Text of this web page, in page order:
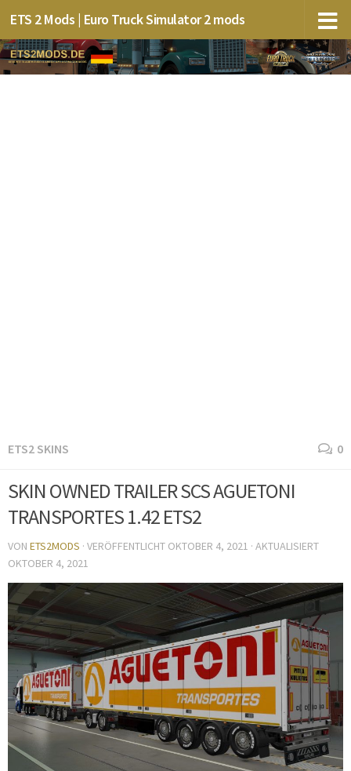
ETS 2 Mods | Euro Truck Simulator 2 mods
ETS2 SKINS 0
SKIN OWNED TRAILER SCS AGUETONI
TRANSPORTES 1.42 ETS2
VON ETS2MODS · VERÖFFENTLICHT OKTOBER 4, 2021 · AKTUALISIERT
OKTOBER 4, 2021